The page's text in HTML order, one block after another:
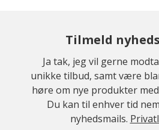
Tilmeld
Ja tak, jeg vil gerne
unikke tilbud, samt være
høre om nye produkter
Du kan til enhver tid
nyhedsmails.